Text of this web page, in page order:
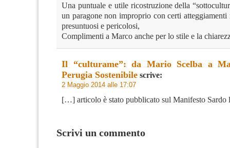
Una puntuale e utile ricostruzione della
un paragone non improprio con certi
presuntuosi e pericolosi,
Complimenti a Marco anche per lo stile e la
Il “culturame”: da Mario Scelba a
Perugia Sostenibile scrive:
2 Maggio 2014 alle 17:07
[…] articolo è stato pubblicato sul Manifesto
Scrivi un commento